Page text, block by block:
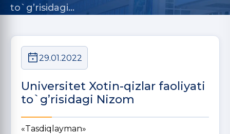
to`g’risidagi…
29.01.2022
Universitet Xotin-qizlar faoliyati
to`g’risidagi Nizom